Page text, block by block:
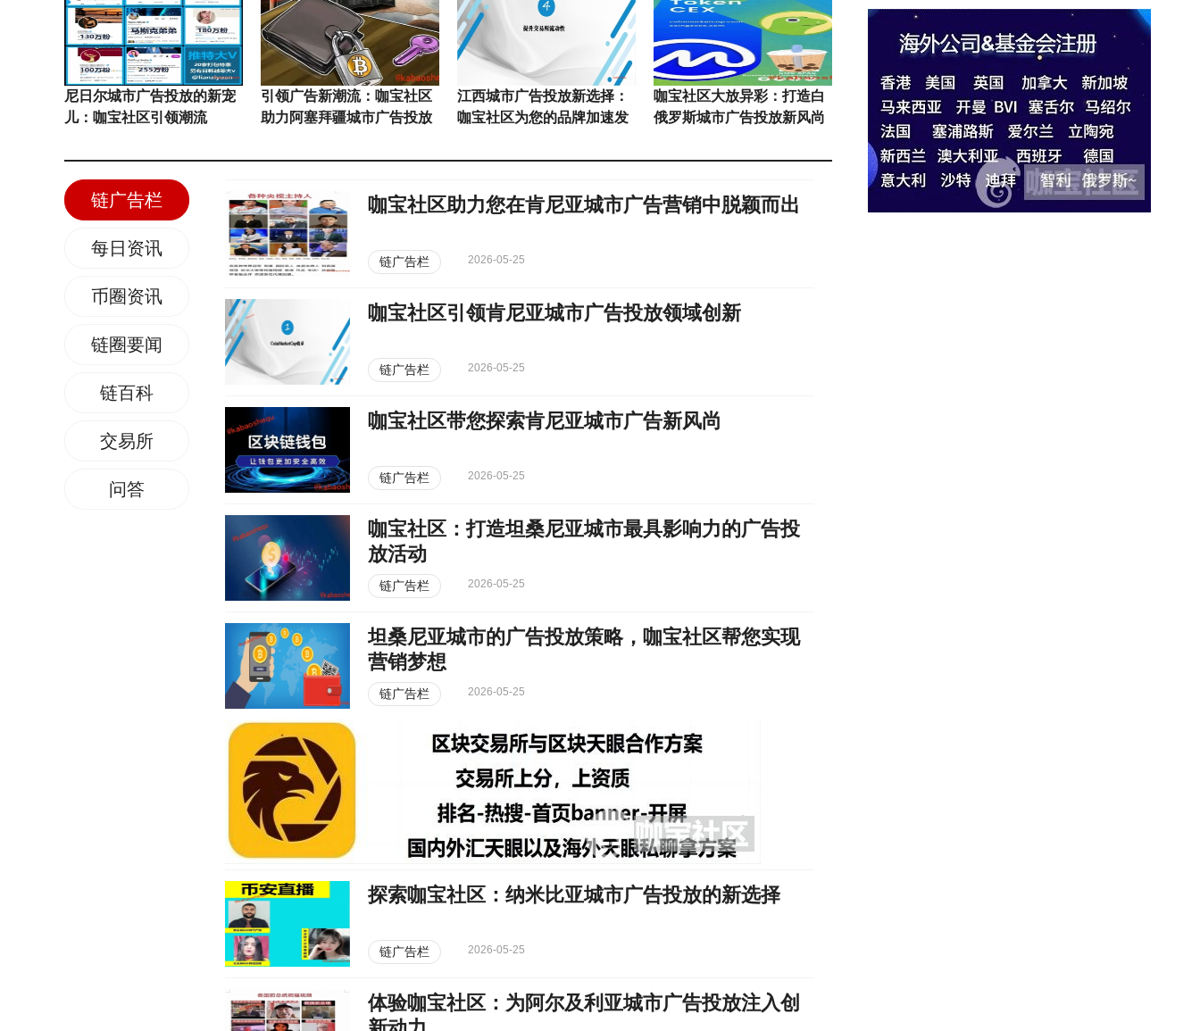
尼日尔城市广告投放的新宠
儿：咖宝社区引领潮流
引领广告新潮流：咖宝社区
助力阿塞拜疆城市广告投放
江西城市广告投放新选择：
咖宝社区为您的品牌加速发
咖宝社区大放异彩：打造白
俄罗斯城市广告投放新风尚
链广告栏
每日资讯
币圈资讯
链圈要闻
链百科
交易所
问答
咖宝社区助力您在肯尼亚城市广告营销中脱颖而出
链广告栏 2026-05-25
咖宝社区引领肯尼亚城市广告投放领域创新
链广告栏 2026-05-25
咖宝社区带您探索肯尼亚城市广告新风尚
链广告栏 2026-05-25
咖宝社区：打造坦桑尼亚城市最具影响力的广告投
放活动
链广告栏 2026-05-25
坦桑尼亚城市的广告投放策略，咖宝社区帮您实现
营销梦想
链广告栏 2026-05-25
探索咖宝社区：纳米比亚城市广告投放的新选择
链广告栏 2026-05-25
体验咖宝社区：为阿尔及利亚城市广告投放注入创